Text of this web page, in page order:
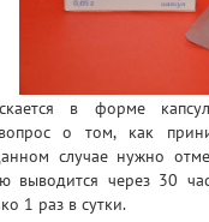
в форме
о том, как
случае нужно
выводится через 30
1 раз в сутки.